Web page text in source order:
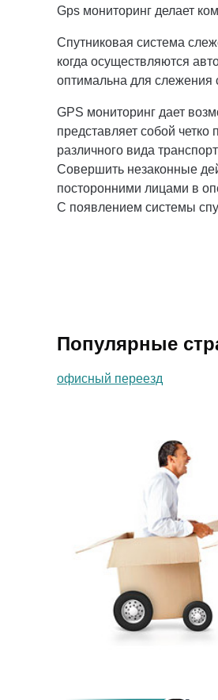
Gps мониторинг делает
Спутниковая система
когда осуществляются
оптимальна для слежения
GPS мониторинг дает
представляет собой
различного вида
Совершить незаконные
посторонними лицами в
С появлением системы
Популярные
офисный переезд